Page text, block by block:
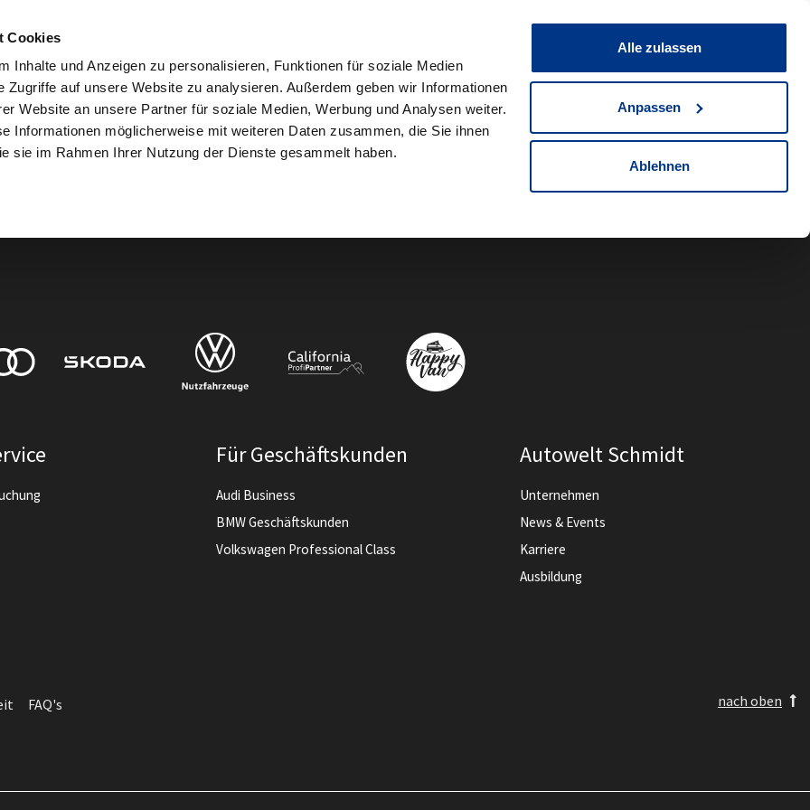
Cookies
Inhalte und Anzeigen zu personalisieren, Funktionen für soziale Medien
Zugriffe auf unsere Website zu analysieren. Außerdem geben wir Informationen
Website an unsere Partner für soziale Medien, Werbung und Analysen weiter.
Informationen möglicherweise mit weiteren Daten zusammen, die Sie ihnen
sie im Rahmen Ihrer Nutzung der Dienste gesammelt haben.
Alle zulassen
Anpassen
Ablehnen
Fahrzeug teilen Merkliste
Für Geschäftskunden
Audi Business
BMW Geschäftskunden
Volkswagen Professional Class
Autowelt Schmidt
Unternehmen
News & Events
Karriere
Ausbildung
FAQ's nach oben